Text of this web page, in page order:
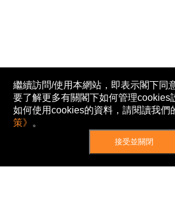
繼續訪問/使用本網站，即表示閣下同
要了解更多有關閣下如何管理cookies
如何使用cookies的資料，請閱讀我們
策》 。
接受並關閉